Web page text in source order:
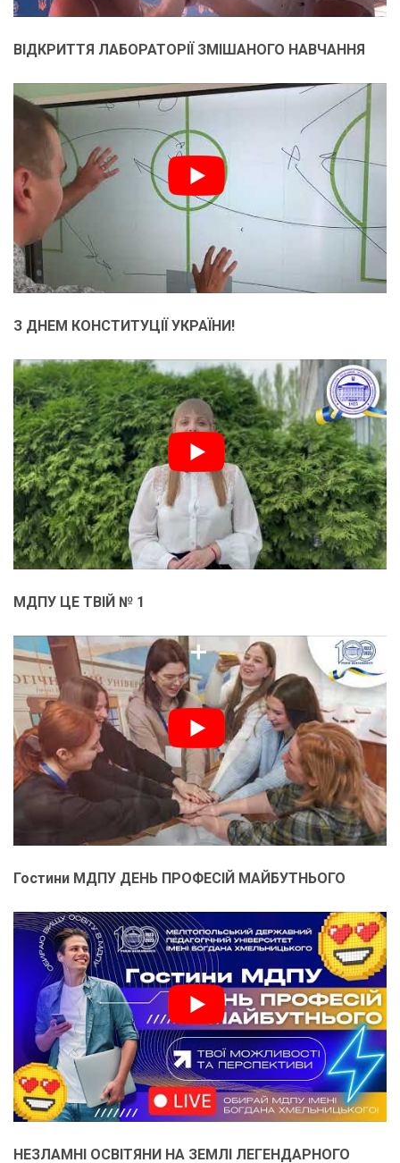
ВІДКРИТТЯ ЛАБОРАТОРІЇ ЗМІШАНОГО НАВЧАННЯ
З ДНЕМ КОНСТИТУЦІЇ УКРАЇНИ!
МДПУ ЦЕ ТВІЙ № 1
Гостини МДПУ ДЕНЬ ПРОФЕСІЙ МАЙБУТНЬОГО
НЕЗЛАМНІ ОСВІТЯНИ НА ЗЕМЛІ ЛЕГЕНДАРНОГО